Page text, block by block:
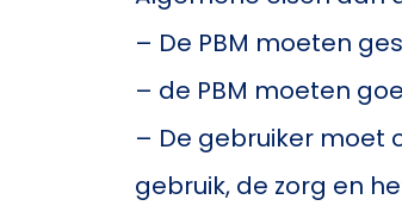
– De PBM moeten
– de PBM moeten
– De gebruiker moet
gebruik, de zorg en